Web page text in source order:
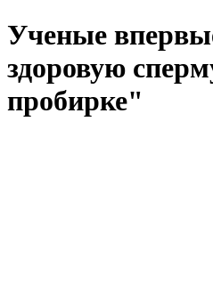
Ученые
здоровую
пробирке"